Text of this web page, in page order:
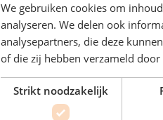
We gebruiken cookies om
analyseren. We delen ook
analysepartners, die deze
of die zij hebben verzameld
Strikt noodzakelijk